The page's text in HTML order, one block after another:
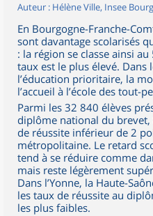
Auteur : Hélène Ville, Insee
En Bourgogne-Franche-
sont davantage scolarisés
: la région se classe ainsi
taux est le plus élevé.
l’éducation prioritaire, la
l’accueil à l’école des tout-
Parmi les 32 840 élèves
diplôme national du brevet,
de réussite inférieur de 2
métropolitaine. Le retard
tend à se réduire comme
mais reste légèrement
Dans l’Yonne, la Haute-
les taux de réussite au
les plus faibles.